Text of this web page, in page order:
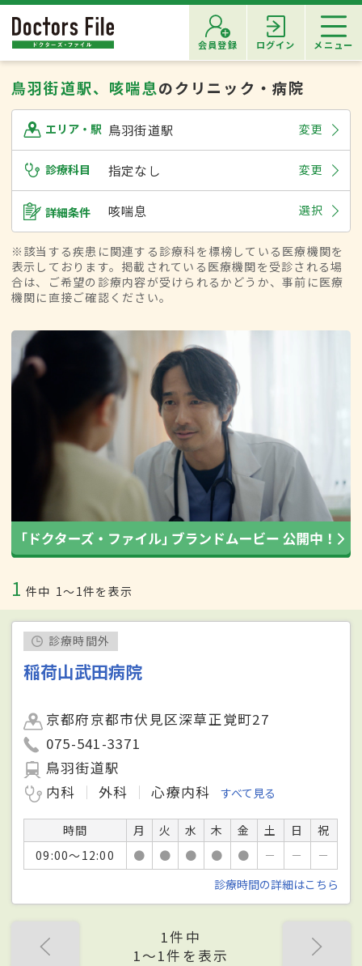
会員登録 ログイン メニュー
鳥羽街道駅、咳喘息のクリニック・病院
エリア・駅 鳥羽街道駅 変更
診療科目 指定なし 変更
詳細条件 咳喘息 選択
※該当する疾患に関連する診療科を標榜している医療機関を
表示しております。掲載されている医療機関を受診される場
合は、ご希望の診療内容が受けられるかどうか、事前に医療
機関に直接ご確認ください。
1 件中 1〜1件を表示
診療時間外
稲荷山武田病院
京都府京都市伏見区深草正覚町27
075-541-3371
鳥羽街道駅
内科
外科 心療内科 すべて見る
時間 月 火 水 木 金 土 日
祝
09:00～12:00
● ● ● ● ● － －
－
診療時間の詳細はこちら
1件中
1〜1件を表示